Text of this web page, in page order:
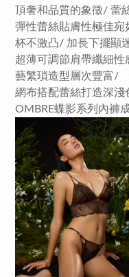
頂奢和品質的象徵/ 蕾
彈性蕾絲貼膚性極佳
杯不激凸/ 加長下擺顯
超薄可調節肩帶纖細性
藝繁瑣造型層次豐富/
網布搭配蕾絲打造深
OMBRE蝶影系列內褲